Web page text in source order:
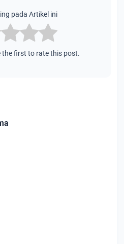
pada Artikel ini
the first to rate this post.